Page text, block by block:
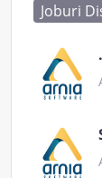
Joburi